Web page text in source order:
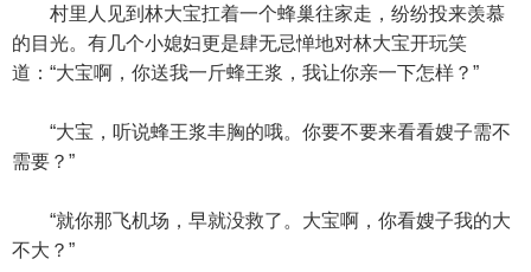
村里人见到林大宝扛着一个蜂巢往家走，纷纷投来羡慕
的目光。有几个小媳妇更是肆无忌惮地对林大宝开玩笑
道：“大宝啊，你送我一斤蜂王浆，我让你亲一下怎样？”
“大宝，听说蜂王浆丰胸的哦。你要不要来看看嫂子需不
需要？”
“就你那飞机场，早就没救了。大宝啊，你看嫂子我的大
不大？”